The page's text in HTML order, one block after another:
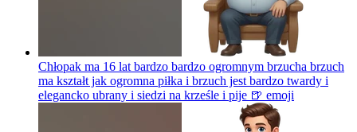
Chłopak ma 16 lat bardzo bardzo ogromnym brzucha brzuch
ma kształt jak ogromna piłka i brzuch jest bardzo twardy i
elegancko ubrany i siedzi na krześle i pije 🍺 emoji